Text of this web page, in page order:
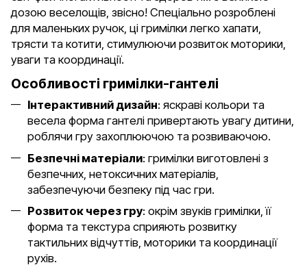
дозою веселощів, звісно! Спеціально розроблені
для маленьких ручок, ці гримілки легко хапати,
трясти та котити, стимулюючи розвиток моторики,
уваги та координації.
Особливості гримілки-гантелі
Інтерактивний дизайн: яскраві кольори та
весела форма гантелі привертають увагу дитини,
роблячи гру захоплюючою та розвиваючою.
Безпечні матеріали: гримілки виготовлені з
безпечних, нетоксичних матеріалів,
забезпечуючи безпеку під час гри.
Розвиток через гру: окрім звуків гримілки, її
форма та текстура сприяють розвитку
тактильних відчуттів, моторики та координації
рухів.